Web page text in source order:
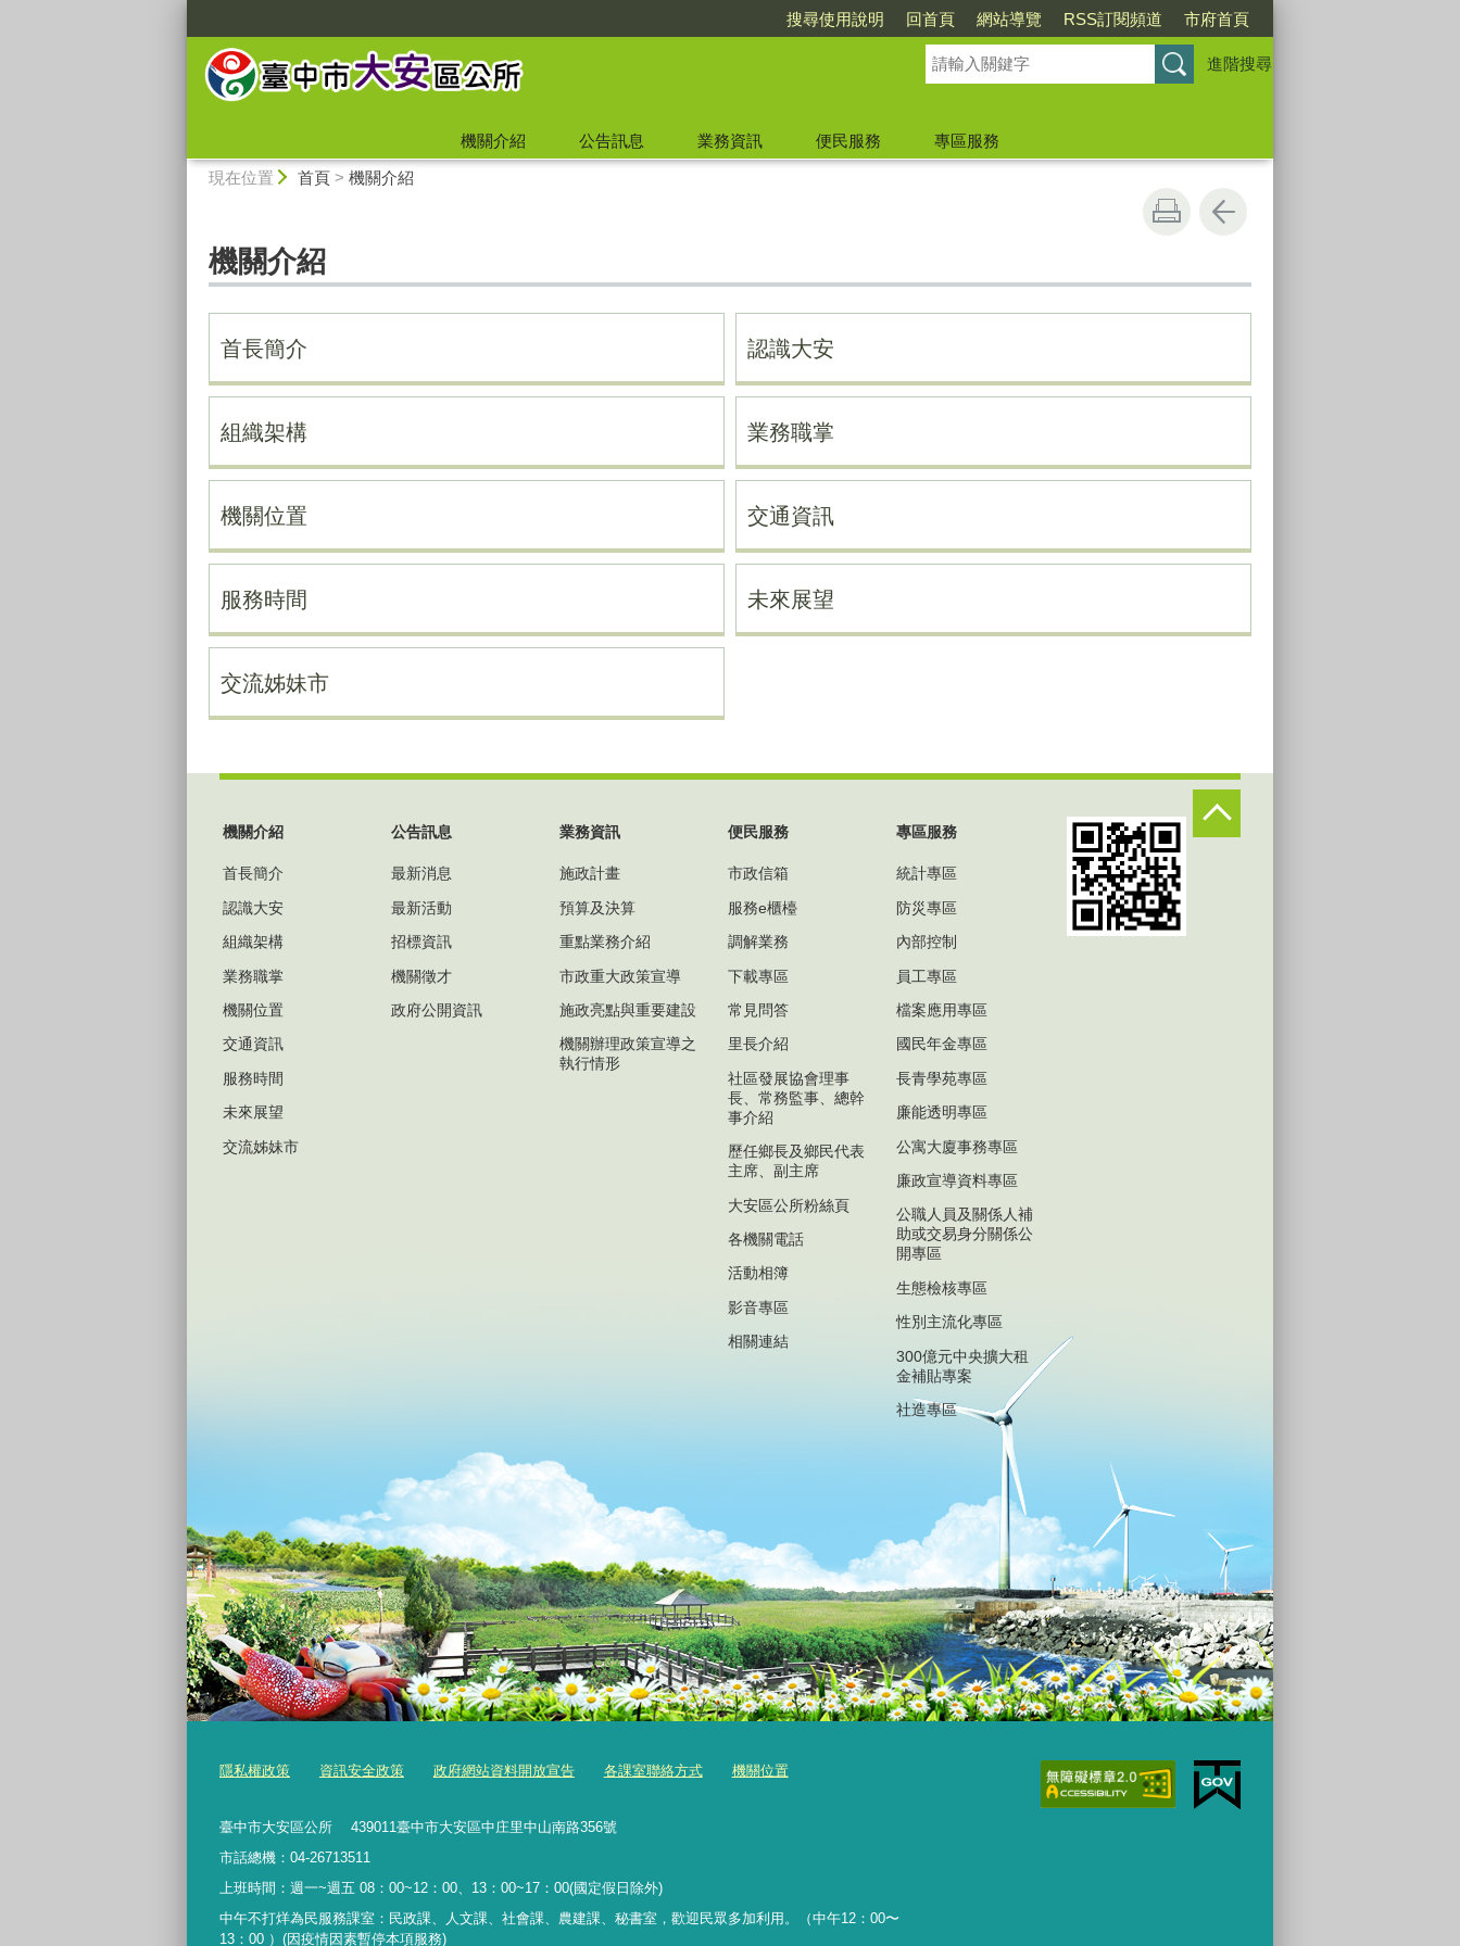
搜尋使用說明 回首頁 網站導覽 RSS訂閱頻道 市府首頁
進階搜尋
機關介紹 公告訊息 業務資訊 便民服務
專區服務
現在位置 首頁> 機關介紹
機關介紹
首長簡介 認識大安
組織架構 業務職掌
機關位置 交通資訊
服務時間 未來展望
交流姊妹市
機關介紹
首長簡介
認識大安
組織架構
業務職掌
機關位置
交通資訊
服務時間
未來展望
交流姊妹市
公告訊息
最新消息
最新活動
招標資訊
機關徵才
政府公開資訊
業務資訊
施政計畫
預算及決算
重點業務介紹
市政重大政策宣導
施政亮點與重要建設
機關辦理政策宣導之
執行情形
便民服務
市政信箱
服務e櫃檯
調解業務
下載專區
常見問答
里長介紹
社區發展協會理事
長、常務監事、總幹
事介紹
歷任鄉長及鄉民代表
主席、副主席
大安區公所粉絲頁
各機關電話
活動相簿
影音專區
相關連結
專區服務
統計專區
防災專區
內部控制
員工專區
檔案應用專區
國民年金專區
長青學苑專區
廉能透明專區
公寓大廈事務專區
廉政宣導資料專區
公職人員及關係人補
助或交易身分關係公
開專區
生態檢核專區
性別主流化專區
300億元中央擴大租
金補貼專案
社造專區
隱私權政策 資訊安全政策 政府網站資料開放宣告 各課室聯絡方式 機關位置
臺中市大安區公所 439011臺中市大安區中庄里中山南路356號
市話總機：04-26713511
上班時間：週一~週五 08：00~12：00、13：00~17：00(國定假日除外)
中午不打烊為民服務課室：民政課、人文課、社會課、農建課、秘書室，歡迎民眾多加利用。（中午12：00〜
13：00 ）(因疫情因素暫停本項服務)